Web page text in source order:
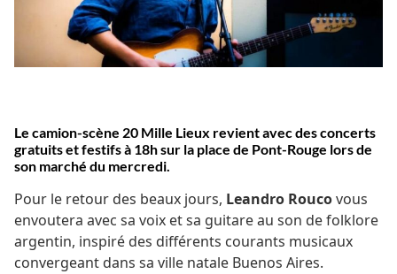
Le camion-scène 20 Mille Lieux revient avec des concerts
gratuits et festifs à 18h sur la place de Pont-Rouge lors de
son marché du mercredi.
Pour le retour des beaux jours, Leandro Roucovous
envoutera avec sa voix et sa guitare au son de folklore
argentin, inspiré des différents courants musicaux
convergeant dans sa ville natale Buenos Aires.